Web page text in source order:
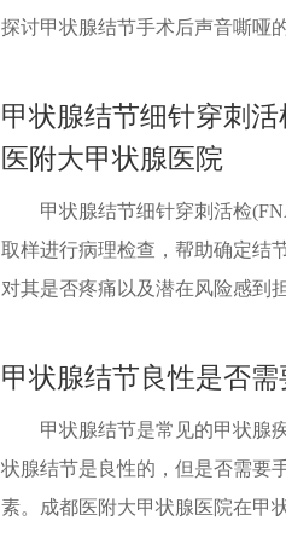
探讨甲状腺结节手术后声音嘶哑
甲状腺结节细针穿刺
医附大甲状腺医院
甲状腺结节细针穿刺活检
取样进行病理检查，帮助确定结
对其是否疼痛以及潜在风险感到
甲状腺结节良性是否
甲状腺结节是常见的甲状腺
状腺结节是良性的，但是否需要
素。成都医附大甲状腺医院在甲